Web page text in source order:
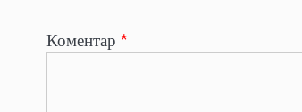
Коментар *